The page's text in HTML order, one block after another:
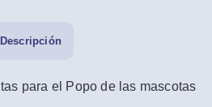
Descripción
para el Popo de las mascotas